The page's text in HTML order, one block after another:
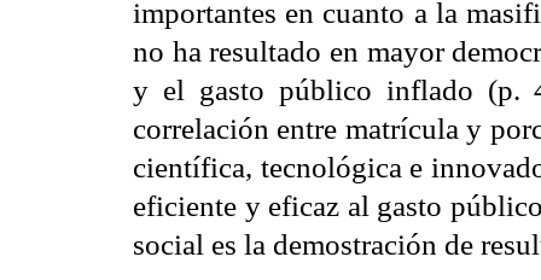
importantes en cuanto a la
no ha resultado en mayor
y el gasto público inflado (p.
correlación entre matrícula y
científica, tecnológica e
eficiente y eficaz al gasto
social es la demostración de